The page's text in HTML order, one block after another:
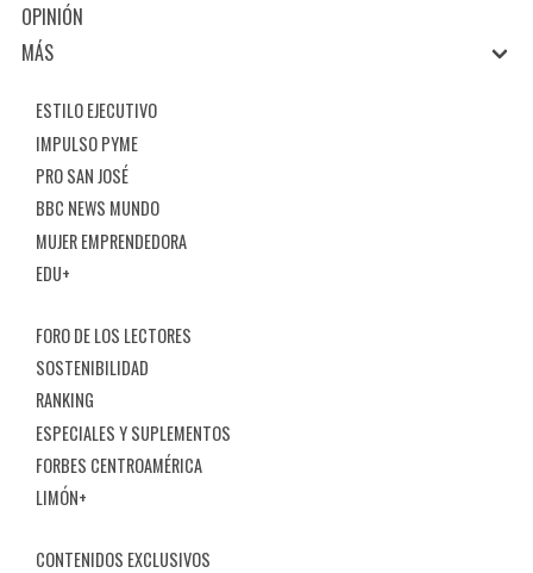
OPINIÓN
MÁS
ESTILO EJECUTIVO
IMPULSO PYME
PRO SAN JOSÉ
BBC NEWS MUNDO
MUJER EMPRENDEDORA
EDU+
FORO DE LOS LECTORES
SOSTENIBILIDAD
RANKING
ESPECIALES Y SUPLEMENTOS
FORBES CENTROAMÉRICA
LIMÓN+
CONTENIDOS EXCLUSIVOS